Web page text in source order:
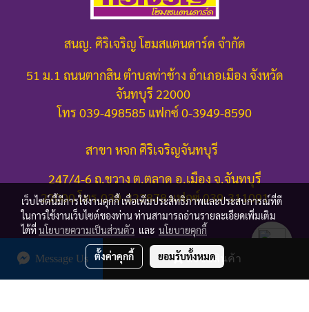
สั่งซื้อสินค้า
Message Us
สนญ. ศิริเจริญ โฮมสแตนดาร์ด จำกัด
51 ม.1 ถนนตากสิน ตำบลท่าช้าง อำเภอเมือง จังหวัด
จันทบุรี 22000
โทร 039-498585 แฟกซ์ 0-3949-8590
สาขา หจก ศิริเจริญจันทบุรี
247/4-6 ถ.ขวาง ต.ตลาด อ.เมือง จ.จันทบุรี
22000โทร.039-322878 แฟกซ์ 039-311091
© Copyright 2016 All Rights Reserved
เว็บไซต์นี้มีการใช้งานคุกกี้ เพื่อเพิ่มประสิทธิภาพและประสบการณ์ที่ดี
ในการใช้งานเว็บไซต์ของท่าน ท่านสามารถอ่านรายละเอียดเพิ่มเติม
ได้ที่นโยบายความเป็นส่วนตัว และ นโยบายคุกกี้
ตั้งค่าคุกกี้ ยอมรับทั้งหมด